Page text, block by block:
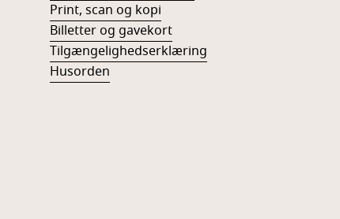
Print, scan og kopi
Billetter og gavekort
Tilgængelighedserklæring
Husorden